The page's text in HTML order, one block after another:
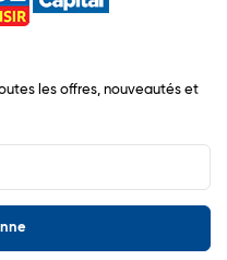
les offres, nouveautés et